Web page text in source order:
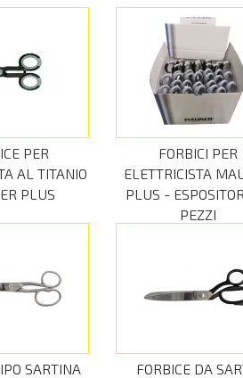
PER
AL TITANIO
PLUS
FORBICI PER
ELETTRICISTA
PLUS -
PEZZI
SARTINA
FORBICE DA